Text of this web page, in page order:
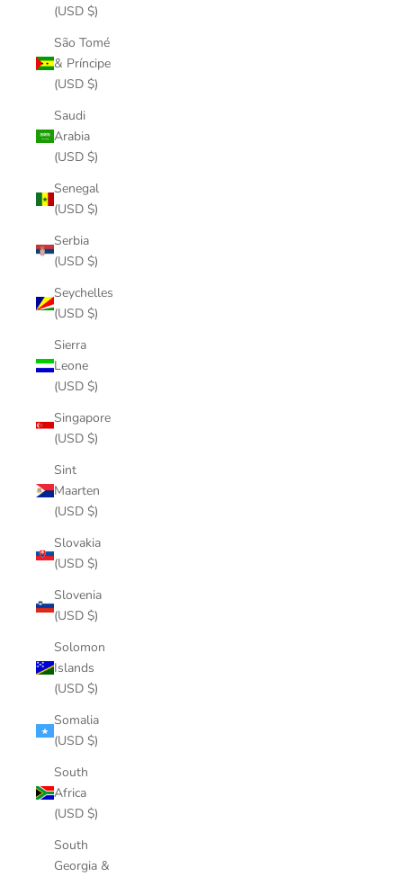
(USD $)
São Tomé
& Príncipe
(USD $)
Saudi
Arabia
(USD $)
Senegal
(USD $)
Serbia
(USD $)
Seychelles
(USD $)
Sierra
Leone
(USD $)
Singapore
(USD $)
Sint
Maarten
(USD $)
Slovakia
(USD $)
Slovenia
(USD $)
Solomon
Islands
(USD $)
Somalia
(USD $)
South
Africa
(USD $)
South
Georgia &